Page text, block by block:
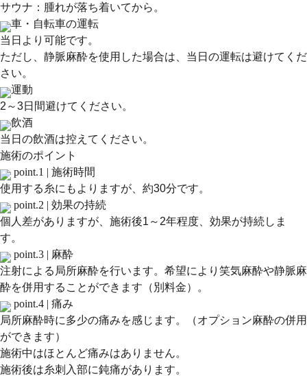
サウナ：腫れが落ち着いてから。
車・自転車の運転
当日より可能です。
ただし、静脈麻酔を使用した場合は、当日の運転は避けてくだ
さい。
運動
2～3日間避けてください。
飲酒
当日の飲酒は控えてください。
施術のポイント
point.1 | 施術時間
使用する糸にもよりますが、約30分です。
point.2 | 効果の持続
個人差がありますが、施術後1～2年程度、効果が持続しま
す。
point.3 | 麻酔
注射による局所麻酔を行います。希望により笑気麻酔や静脈麻
酔を併用することができます（別料金）。
point.4 | 痛み
局所麻酔時に多少の痛みを感じます。（オプション麻酔の併用
ができます）
施術中はほとんど痛みはありません。
施術後は糸刺入部に鈍痛があります。